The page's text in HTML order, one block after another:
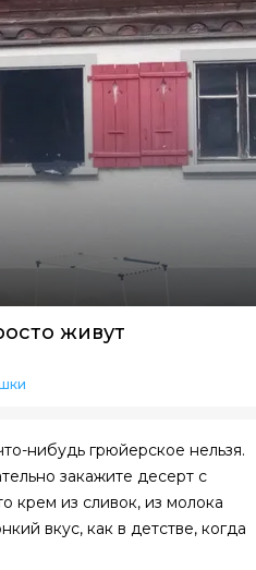
живут
нибудь грюйерское нельзя.
закажите десерт с
крем из сливок, из молока
вкус, как в детстве, когда